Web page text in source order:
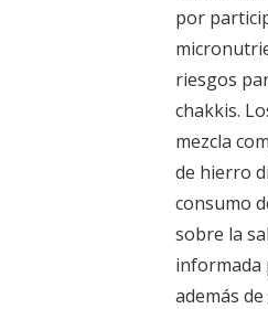
por
riesgos
chakkis.
mezcla
de hierro
consumo
sobre la
informada
además